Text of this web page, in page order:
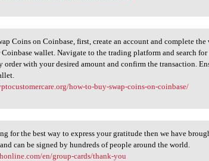
Coins on
Coins on Coinbase, first, create an account and complete
wallet. Navigate to the trading platform and search
order with your desired amount and confirm the transaction.
how-to-buy-swap-coins-on-coinbase/
for the
for the best way to express your gratitude then we have
can be signed by hundreds of people around the world.
en/group-cards/thank-you